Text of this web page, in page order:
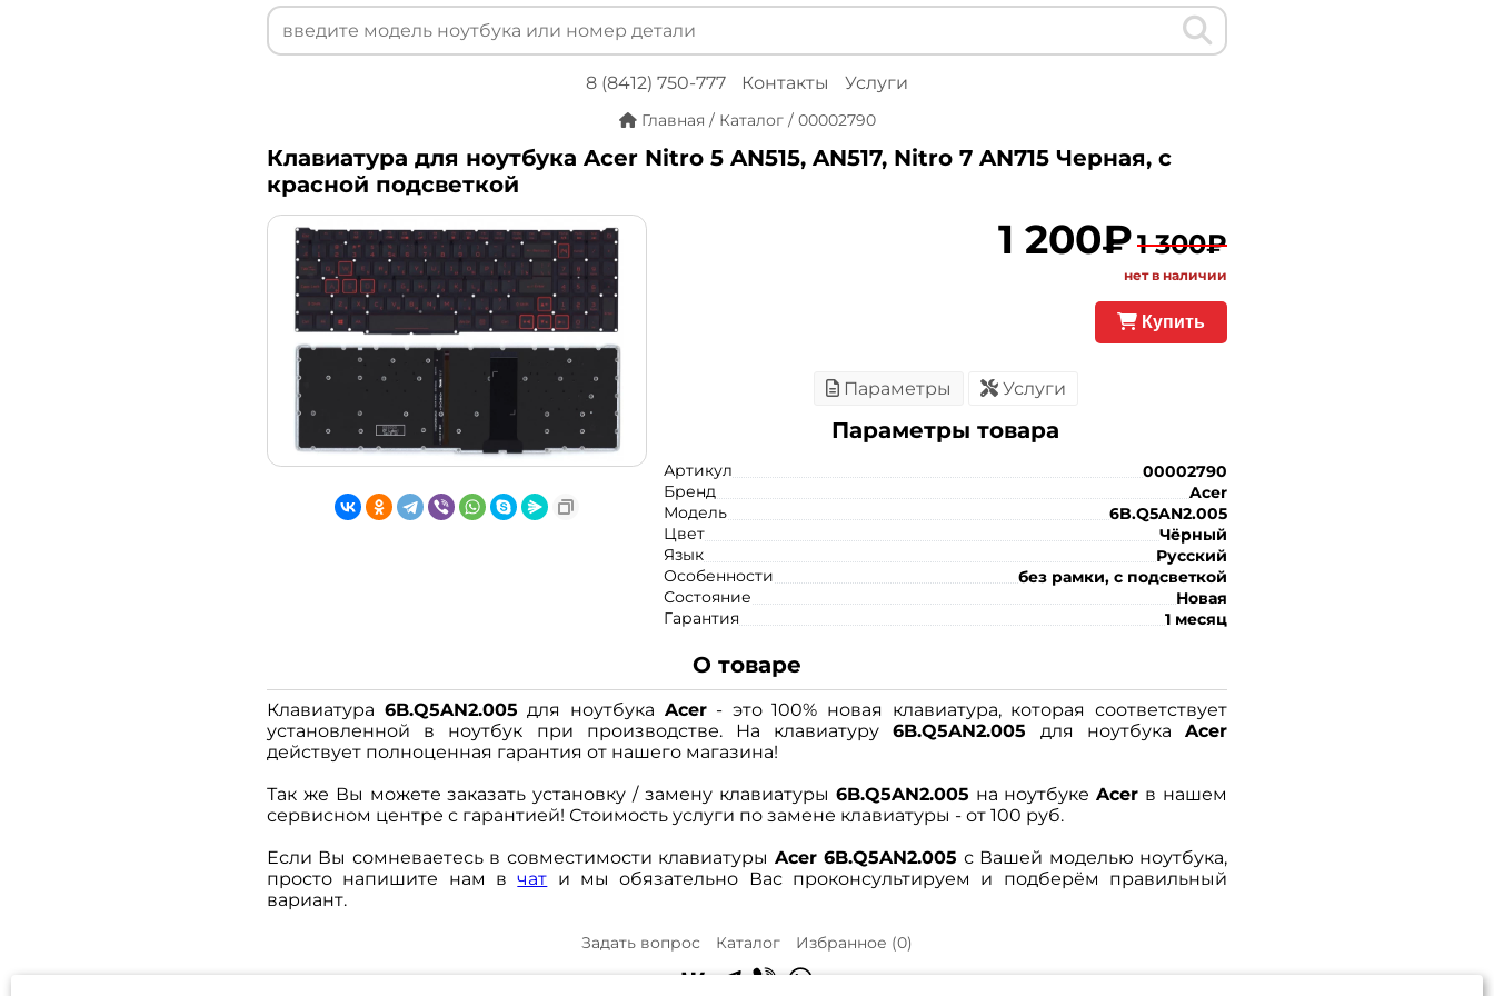
8 (8412) 750-777 Контакты Услуги
Главная / Каталог / 00002790
Клавиатура для ноутбука Acer Nitro 5 AN515, AN517, Nitro 7 AN715 Черная, с
красной подсветкой
1 200₽1 300₽
нет в наличии
Купить
Параметры Услуги
Параметры товара
Артикул
00002790
Бренд
Acer
Модель
6B.Q5AN2.005
Цвет
Чёрный
Язык
Русский
Особенности
без рамки, с подсветкой
Состояние
Новая
Гарантия
1 месяц
О товаре
Клавиатура 6B.Q5AN2.005 для ноутбука Acer- это 100% новая клавиатура, которая соответствует
установленной в ноутбук при производстве. На клавиатуру6B.Q5AN2.005 для ноутбукаAcer
действует полноценная гарантия от нашего магазина!
Так же Вы можете заказать установку / замену клавиатуры 6B.Q5AN2.005 на ноутбукеAcer в нашем
сервисном центре с гарантией! Стоимость услуги по замене клавиатуры - от 100 руб.
Если Вы сомневаетесь в совместимости клавиатуры Acer 6B.Q5AN2.005 с Вашей моделью ноутбука,
просто напишите нам вчат и мы обязательно Вас проконсультируем и подберём правильный
вариант.
Задать вопрос Каталог Избранное (0)